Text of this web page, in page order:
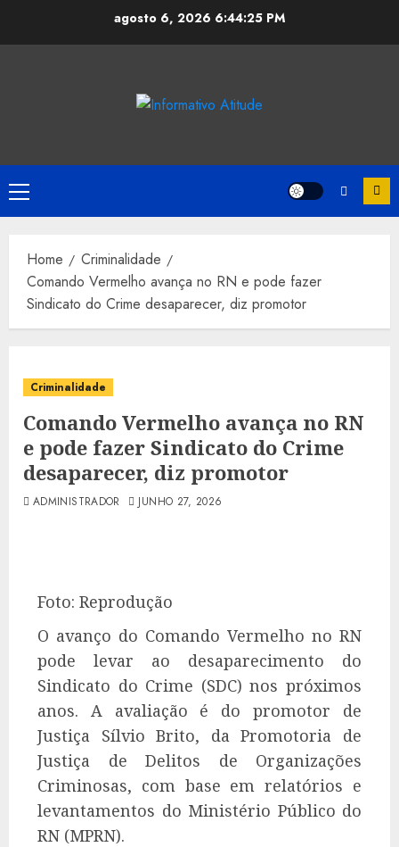
agosto 6, 2026 6:44:26 PM
Primary
Menu
Home
Criminalidade
Comando Vermelho avança no RN e pode fazer
Sindicato do Crime desaparecer, diz promotor
Criminalidade
Comando Vermelho avança no RN
e pode fazer Sindicato do Crime
desaparecer, diz promotor
ADMINISTRADOR JUNHO 27, 2026
Foto: Reprodução
O avanço do Comando Vermelho no RN
pode levar ao desaparecimento do
Sindicato do Crime (SDC) nos próximos
anos. A avaliação é do promotor de
Justiça Sílvio Brito, da Promotoria de
Justiça de Delitos de Organizações
Criminosas, com base em relatórios e
levantamentos do Ministério Público do
RN (MPRN).